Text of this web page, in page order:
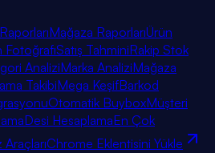
Mağaza RaporlarıÜrün
FotoğrafıSatış TahminiRakip Stok
AnaliziMarka AnaliziMağaza
TakibiMega KeşifBarkod
Otomatik BuyboxMüşteri
Desi HesaplamaEn Çok
AraçlarıChrome Eklentisini Yükle